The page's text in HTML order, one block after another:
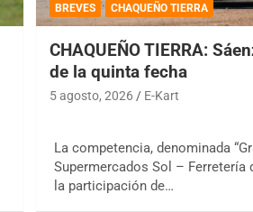
BREVES CHAQUEÑO TIERRA
CHAQUEÑO TIERRA:
de la quinta fecha
5 agosto, 2026 E-Kart
La competencia, denominada
Supermercados Sol – Ferretería
la participación de…